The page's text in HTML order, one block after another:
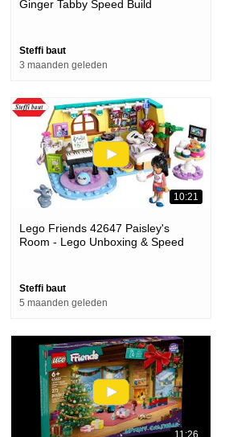
Ginger Tabby Speed Build
Steffi baut
3 maanden geleden
10:21
Lego Friends 42647 Paisley's
Room - Lego Unboxing & Speed
Steffi baut
5 maanden geleden